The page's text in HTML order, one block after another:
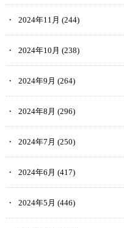
2024年11月 (244)
2024年10月 (238)
2024年9月 (264)
2024年8月 (296)
2024年7月 (250)
2024年6月 (417)
2024年5月 (446)